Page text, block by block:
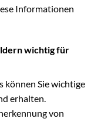
Informationen
wichtig für
können Sie wichtige
erhalten.
von